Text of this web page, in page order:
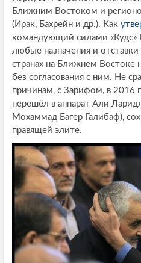
Ближним Востоком и
(Ирак, Бахрейн и др.). Как
командующий силами
любые назначения и отставки
странах на Ближнем Востоке
без согласования с ним. Не
причинам, с Зарифом, в 2016
перешёл в аппарат Али
Мохаммад Багер Галибаф),
правящей элите.